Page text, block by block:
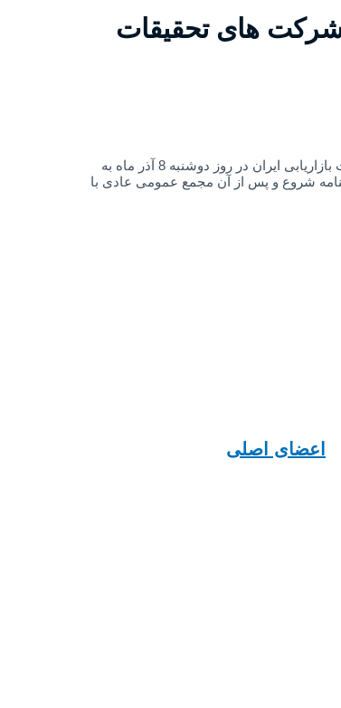
های تحقیقات
در خصوص برگزاری مجامع عمومی عادی و فوق العاده انجمن صنفی شرکتهای تحقیقات بازاریابی ایران در روز دوشنبه 8 آذر ماه به
شروع و پس از آن مجمع عمومی عادی با
اعضای اصلی